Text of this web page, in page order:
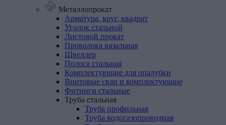
Металлопрокат
Арматура, круг, квадрат
Уголок стальной
Листовой прокат
Проволока вязальная
Швеллер
Полоса стальная
Комплектующие для опалубки
Винтовые сваи и комплектующие
Фитинги стальные
Труба стальная
Труба профильная
Труба водогазопроводная